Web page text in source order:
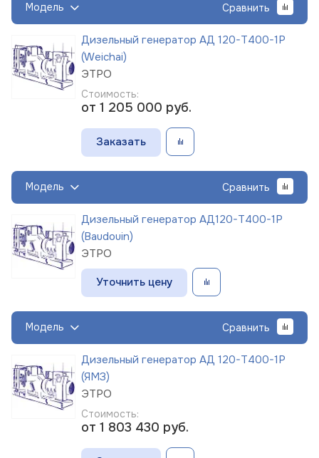
Модель Сравнить
Дизельный генератор АД 120-Т400-1Р
(Weichai)
ЭТРО
Стоимость:
от 1 205 000 руб.
Заказать
Модель Сравнить
Дизельный генератор АД120-Т400-1Р
(Baudouin)
ЭТРО
Уточнить цену
Модель Сравнить
Дизельный генератор АД 120-Т400-1Р
(ЯМЗ)
ЭТРО
Стоимость:
от 1 803 430 руб.